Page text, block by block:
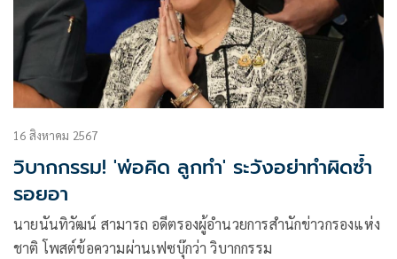
16 สิงหาคม 2567
วิบากกรรม! 'พ่อคิด ลูกทำ' ระวังอย่าทำผิดซ้ำ
รอยอา
นายนันทิวัฒน์ สามารถ อดีตรองผู้อำนวยการสำนักข่าวกรองแห่ง
ชาติ โพสต์ข้อความผ่านเฟซบุ๊กว่า วิบากกรรม